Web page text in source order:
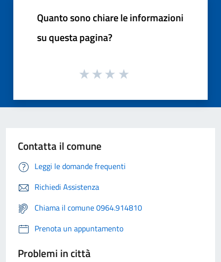
Quanto sono chiare le informazioni
su questa pagina?
Contatta il comune
Leggi le domande frequenti
Richiedi Assistenza
Chiama il comune 0964.914810
Prenota un appuntamento
Problemi in città